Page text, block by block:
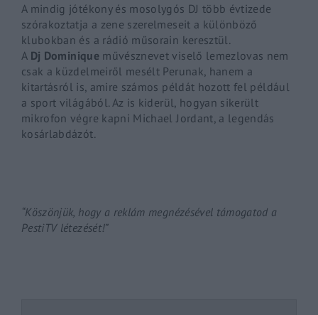
A mindig jótékony és mosolygós DJ több évtizede
szórakoztatja a zene szerelmeseit a különböző
klubokban és a rádió műsorain keresztül.
A Dj Dominiqueművésznevet viselő lemezlovas nem
csak a küzdelmeiről mesélt Perunak, hanem a
kitartásról is, amire számos példát hozott fel például
a sport világából. Az is kiderül, hogyan sikerült
mikrofon végre kapni Michael Jordant, a legendás
kosárlabdázót.
“Köszönjük, hogy a reklám megnézésével támogatod a
PestiTV létezését!”